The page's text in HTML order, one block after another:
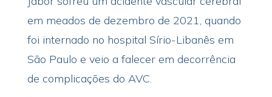
em meados de dezembro de 2021, quando
foi internado no hospital Sírio-Libanês em
São Paulo e veio a falecer em decorrência
de complicações do AVC.